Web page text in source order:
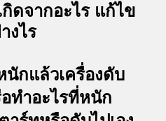
ดจากอะไร แก้ไข
งไร
กแล้วเครื่องดับ
ทำอะไรที่หนัก